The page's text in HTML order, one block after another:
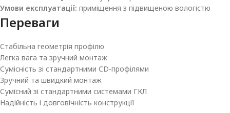
Умови експлуатації: приміщення з підвищеною вологістю
Переваги
Стабільна геометрія профілю
Легка вага та зручний монтаж
Сумісність зі стандартними CD-профілями
Зручний та швидкий монтаж
Сумісний зі стандартними системами ГКЛ
Надійність і довговічність конструкції